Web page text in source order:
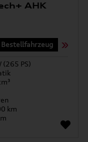
AHK
Bestellfahrzeug
(265 PS)
km